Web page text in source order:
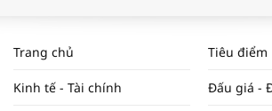
NAM NĂM 2024 VÀ
ĐẬP THỊ TRƯỜNG #62
Trang chủ Tiêu điểm
Kinh tế - Tài chính Đấu giá -